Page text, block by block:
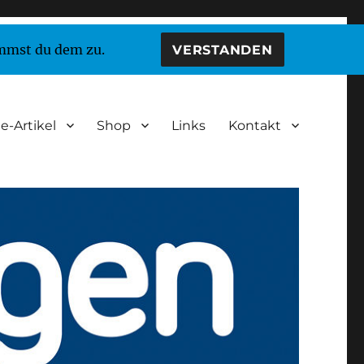
Artikel Shop Links Kontakt
du dem zu. VERSTANDEN